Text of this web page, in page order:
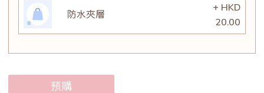
防水夾層
+ HKD
20.00
預購